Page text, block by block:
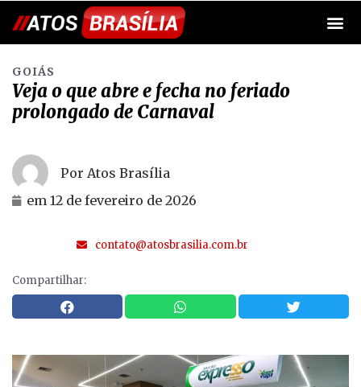
GOIÁS
Veja o que abre e fecha no feriado
prolongado de Carnaval
Por Atos Brasília
em 12 de fevereiro de 2026
contato@atosbrasilia.com.br
Compartilhar: